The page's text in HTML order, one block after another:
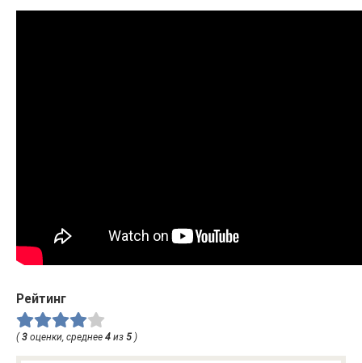
Рейтинг
( 3 оценки, среднее 4 из 5 )